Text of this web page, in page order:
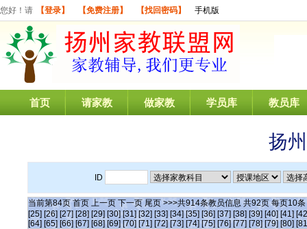
您好！请 【登录】 【免费注册】 【找回密码】 手机版
首页 请家教 做家教 学员库 教员库
扬
ID
当前第84页 首页 上一页 下一页 尾页 >>>共914条教员信息 共92页 每页10条
[25] [26] [27] [28] [29] [30] [31] [32] [33] [34] [35] [36] [37] [38] [39] [40] [41]
[64] [65] [66] [67] [68] [69] [70] [71] [72] [73] [74] [75] [76] [77] [78] [79] [80]